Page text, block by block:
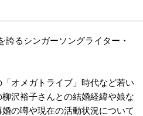
るシンガーソングライター・
オメガトライブ」時代など若い
沢裕子さんとの結婚経緯や娘な
の噂や現在の活動状況について